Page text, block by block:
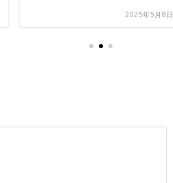
2025年5月8日